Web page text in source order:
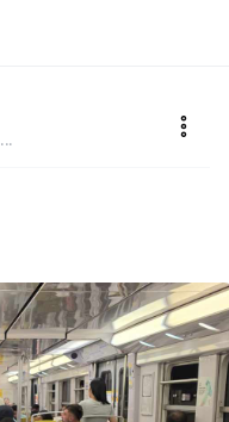
...